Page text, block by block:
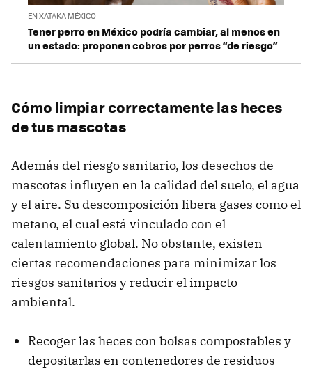
EN XATAKA MÉXICO
Tener perro en México podría cambiar, al menos en
un estado: proponen cobros por perros “de riesgo”
Cómo limpiar correctamente las heces
de tus mascotas
Además del riesgo sanitario, los desechos de
mascotas influyen en la calidad del suelo, el agua
y el aire. Su descomposición libera gases como el
metano, el cual está vinculado con el
calentamiento global. No obstante, existen
ciertas recomendaciones para minimizar los
riesgos sanitarios y reducir el impacto
ambiental.
Recoger las heces con bolsas compostables y
depositarlas en contenedores de residuos